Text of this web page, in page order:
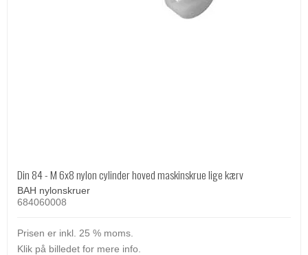
Din 84 - M 6x8 nylon cylinder hoved maskinskrue lige kærv
BAH nylonskruer
684060008
Prisen er inkl. 25 % moms.
Klik på billedet for mere info.